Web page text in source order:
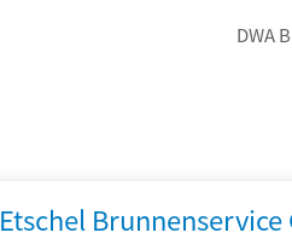
DWA
Etschel Brunnenservice